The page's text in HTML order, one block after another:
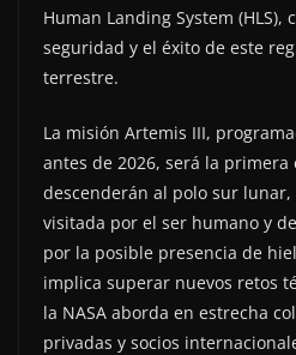
Human Landing System (HLS),
seguridad y el éxito de este
terrestre.
La misión Artemis III,
antes de 2026, será la
descenderán al polo sur
visitada por el ser humano y
por la posible presencia de
implica superar nuevos retos
la NASA aborda en estrecha
privadas y socios